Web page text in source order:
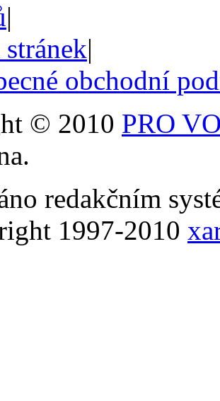
|
|
obchodní
© 2010 PRO
redakčním
1997-2010